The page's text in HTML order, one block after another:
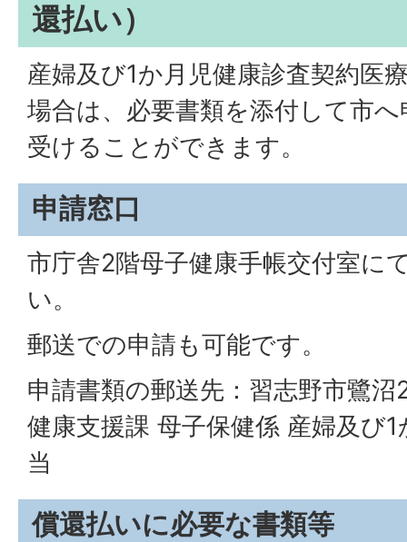
還払い）
産婦及び1か月児健康診査契約医
場合は、必要書類を添付して市
受けることができます。
申請窓口
市庁舎2階母子健康手帳交付室に
い。
郵送での申請も可能です。
申請書類の郵送先：習志野市鷺
健康支援課 母子保健係 産婦及び
当
償還払いに必要な書類等